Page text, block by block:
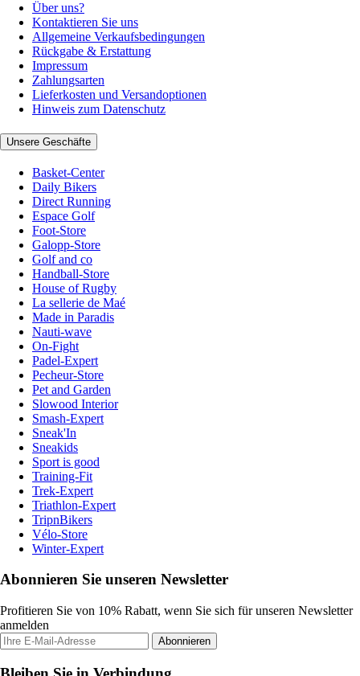
Über uns?
Kontaktieren Sie uns
Allgemeine Verkaufsbedingungen
Rückgabe & Erstattung
Impressum
Zahlungsarten
Lieferkosten und Versandoptionen
Hinweis zum Datenschutz
Unsere Geschäfte
Basket-Center
Daily Bikers
Direct Running
Espace Golf
Foot-Store
Galopp-Store
Golf and co
Handball-Store
House of Rugby
La sellerie de Maé
Made in Paradis
Nauti-wave
On-Fight
Padel-Expert
Pecheur-Store
Pet and Garden
Slowood Interior
Smash-Expert
Sneak'In
Sneakids
Sport is good
Training-Fit
Trek-Expert
Triathlon-Expert
TripnBikers
Vélo-Store
Winter-Expert
Abonnieren Sie unseren Newsletter
Profitieren Sie von 10% Rabatt, wenn Sie sich für unseren Newsletter
anmelden
Abonnieren